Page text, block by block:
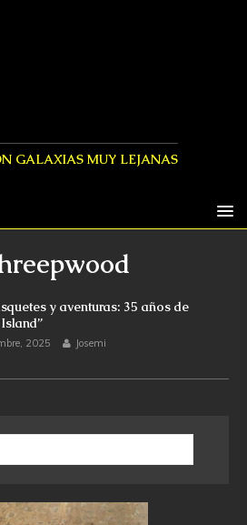
GALAXIAS MUY LEJANAS
y aventuras: 35 años de
2025 Josemi